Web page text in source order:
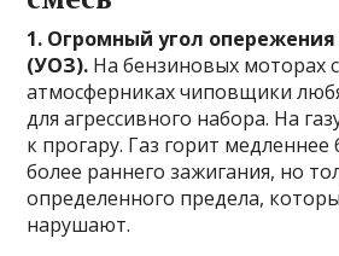
1. Огромный угол
(УОЗ). На бензиновых моторах
атмосферниках чиповщики
для агрессивного набора. На
к прогару. Газ горит медленнее
более раннего зажигания, но
определенного предела,
нарушают.